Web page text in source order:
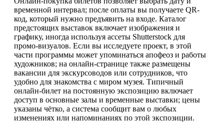
временной интервал; после оплаты вы получаете QR-
код, который нужно предъявить на входе. Каталог
предстоящих выставок включает изображения и
графику, иногда используя ассеты Shutterstock для
промо-визуалов. Если вы исследуете проект, в этой
части программы может упоминаться апофеоз и работы
художников; на онлайн-странице также размещены
вакансии для экскурсоводов или сотрудников, что
удобно для знакомства с миром музея. Типичный
онлайн-билет на постоянную экспозицию включает
доступ в основные залы и временные выставки; цены
указаны чётко, а система сообщит вам о любых
изменениях или напоминаниях по этой экспозиции.